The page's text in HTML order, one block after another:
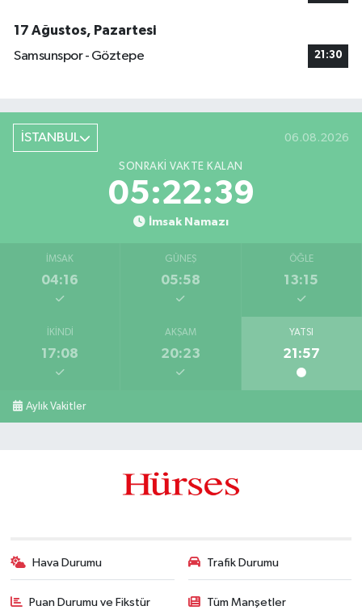
17 Ağustos, Pazartesi
Samsunspor - Göztepe
21:30
İSTANBUL 06.08.2026
SONRAKI VAKTE KALAN
05:22:38
İmsak Namazı
İMSAK
04:16
GÜNEŞ
05:58
ÖĞLE
13:15
İKINDI
17:08
AKŞAM
20:23
YATSI
21:57
Aylık Vakitler
Hava Durumu Trafik Durumu
Puan Durumu ve Fikstür Tüm Manşetler